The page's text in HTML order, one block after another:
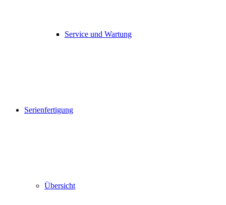
Service und Wartung
Serienfertigung
Übersicht